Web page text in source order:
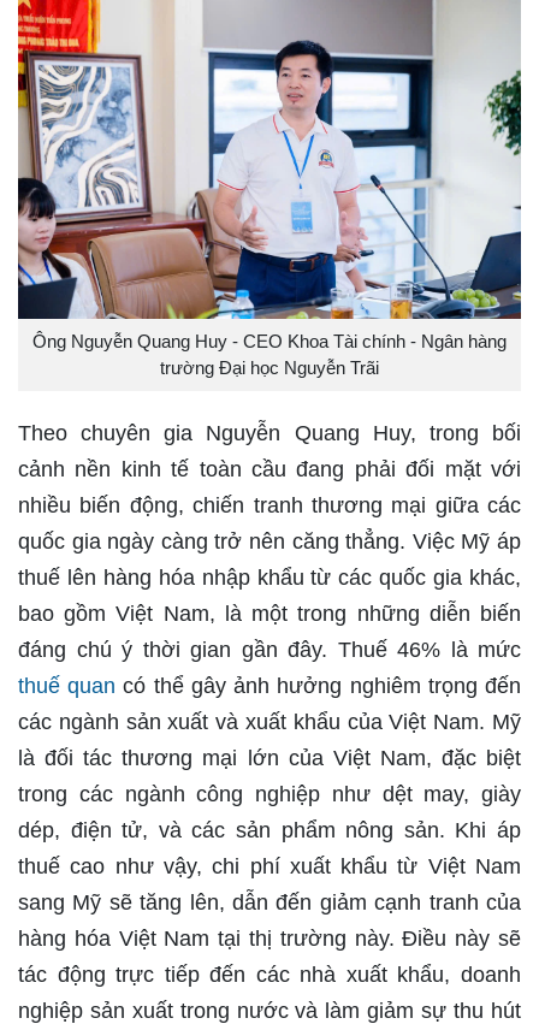
Ông Nguyễn Quang Huy - CEO Khoa Tài chính - Ngân hàng
trường Đại học Nguyễn Trãi
Theo chuyên gia Nguyễn Quang Huy, trong bối
cảnh nền kinh tế toàn cầu đang phải đối mặt với
nhiều biến động, chiến tranh thương mại giữa các
quốc gia ngày càng trở nên căng thẳng. Việc Mỹ áp
thuế lên hàng hóa nhập khẩu từ các quốc gia khác,
bao gồm Việt Nam, là một trong những diễn biến
đáng chú ý thời gian gần đây. Thuế 46% là mức
thuế quan có thể gây ảnh hưởng nghiêm trọng đến
các ngành sản xuất và xuất khẩu của Việt Nam. Mỹ
là đối tác thương mại lớn của Việt Nam, đặc biệt
trong các ngành công nghiệp như dệt may, giày
dép, điện tử, và các sản phẩm nông sản. Khi áp
thuế cao như vậy, chi phí xuất khẩu từ Việt Nam
sang Mỹ sẽ tăng lên, dẫn đến giảm cạnh tranh của
hàng hóa Việt Nam tại thị trường này. Điều này sẽ
tác động trực tiếp đến các nhà xuất khẩu, doanh
nghiệp sản xuất trong nước và làm giảm sự thu hút